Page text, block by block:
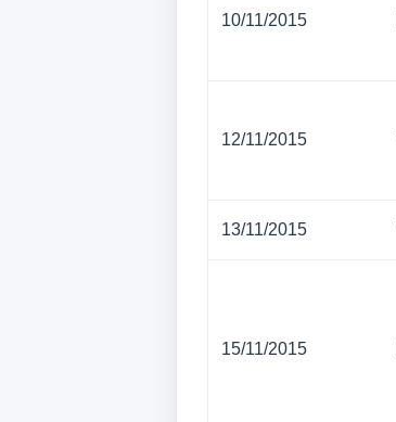
10/11/2015
12/11/2015
13/11/2015
15/11/2015